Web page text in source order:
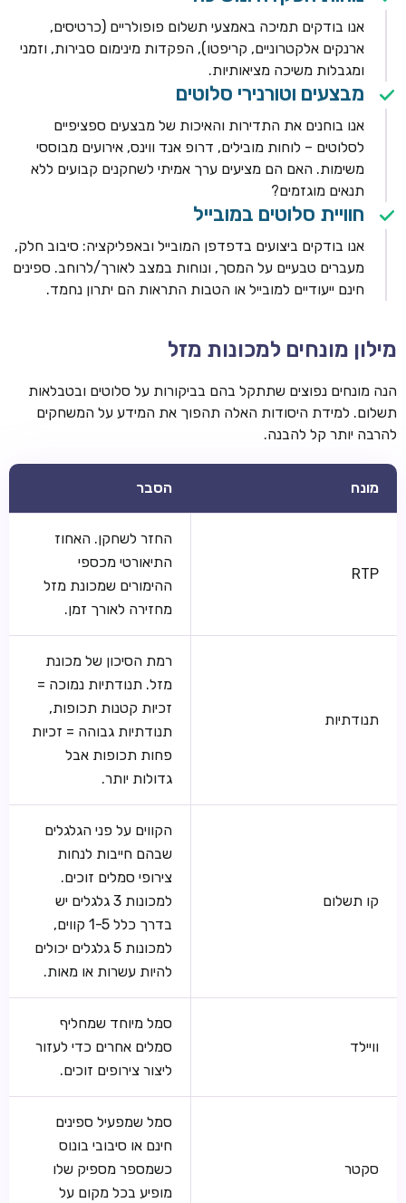
אנו בודקים תמיכה באמצעי תשלום פופולריים (כרטיסים,
ארנקים אלקטרוניים, קריפטו), הפקדות מינימום סבירות, וזמני
ומגבלות משיכה מציאותיות.
מבצעים וטורנירי סלוטים
אנו בוחנים את התדירות והאיכות של מבצעים ספציפיים
לסלוטים – לוחות מובילים, דרופ אנד ווינס, אירועים מבוססי
משימות. האם הם מציעים ערך אמיתי לשחקנים קבועים ללא
תנאים מוגזמים?
חוויית סלוטים במובייל
אנו בודקים ביצועים בדפדפן המובייל ובאפליקציה: סיבוב חלק,
מעברים טבעיים על המסך, ונוחות במצב לאורך/לרוחב. ספינים
חינם ייעודיים למובייל או הטבות התראות הם יתרון נחמד.
מילון מונחים למכונות מזל
הנה מונחים נפוצים שתתקל בהם בביקורות על סלוטים ובטבלאות
תשלום. למידת היסודות האלה תהפוך את המידע על המשחקים
להרבה יותר קל להבנה.
מונח הסבר
RTP
החזר לשחקן. האחוז
התיאורטי מכספי
ההימורים שמכונת מזל
מחזירה לאורך זמן.
תנודתיות
רמת הסיכון של מכונת
מזל. תנודתיות נמוכה =
זכיות קטנות תכופות,
תנודתיות גבוהה = זכיות
פחות תכופות אבל
גדולות יותר.
קו תשלום
הקווים על פני הגלגלים
שבהם חייבות לנחות
צירופי סמלים זוכים.
למכונות 3 גלגלים יש
בדרך כלל 1-5 קווים,
למכונות 5 גלגלים יכולים
להיות עשרות או מאות.
וויילד
סמל מיוחד שמחליף
סמלים אחרים כדי לעזור
ליצור צירופים זוכים.
סקטר
סמל שמפעיל ספינים
חינם או סיבובי בונוס
כשמספר מספיק שלו
מופיע בכל מקום על